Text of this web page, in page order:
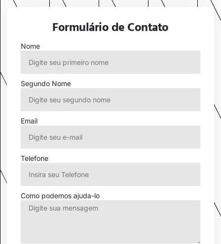
Formulário de Contato
Nome
Segundo Nome
Email
Telefone
Como podemos ajuda-lo